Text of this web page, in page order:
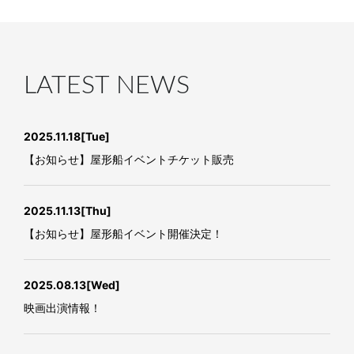
LATEST NEWS
2025.11.18[Tue]
【お知らせ】屋形船イベントチケット販売
2025.11.13[Thu]
【お知らせ】屋形船イベント開催決定！
2025.08.13[Wed]
映画出演情報！